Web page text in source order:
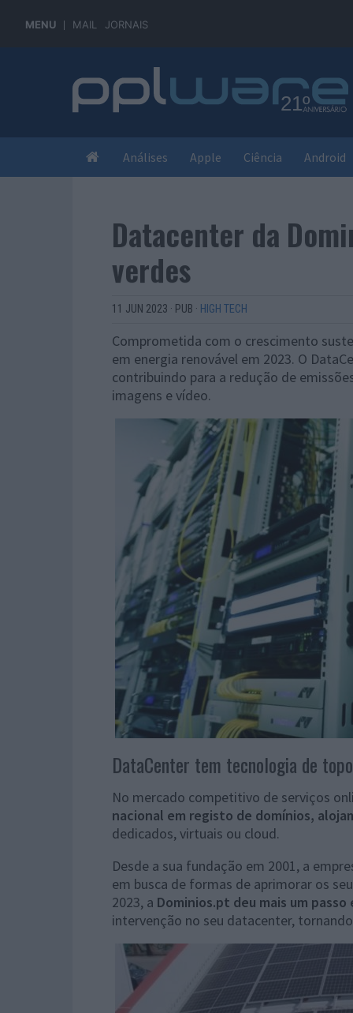
MENU MAIL JORNAIS
Análises Apple Ciência Android
Datacenter da
verdes
11 JUN 2023 · PUB · HIGH TECH
Comprometida com o crescimento
em energia renovável em 2023. O
contribuindo para a redução de
imagens e vídeo.
DataCenter tem tecnologia de
No mercado competitivo de serviços
nacional em registo de domínios,
dedicados, virtuais ou cloud.
Desde a sua fundação em 2001, a
em busca de formas de aprimorar os
2023, a Dominios.pt deu mais um
intervenção no seu datacenter,